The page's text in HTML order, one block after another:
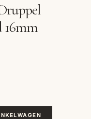
16mm